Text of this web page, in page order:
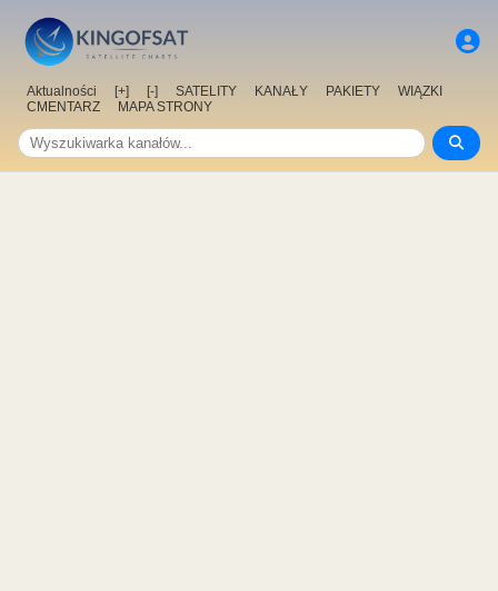
Aktualności [+] [-] SATELITY KANAŁY PAKIETY
WIĄZKI
CMENTARZ
MAPA STRONY